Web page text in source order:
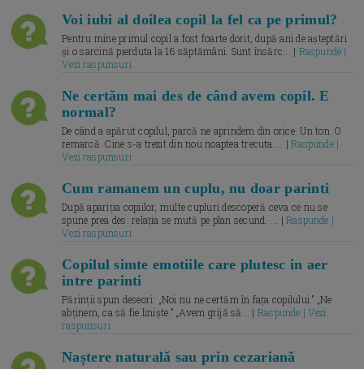
Voi iubi al doilea copil la fel ca pe primul?
Pentru mine primul copil a fost foarte dorit, după ani de așteptări
și o sarcină pierduta la 16 săptămâni. Sunt însărc... | Raspunde |
Vezi raspunsuri
Ne certăm mai des de când avem copil. E
normal?
De când a apărut copilul, parcă ne aprindem din orice. Un ton. O
remarcă. Cine s-a trezit din nou noaptea trecuta.... |Raspunde |
Vezi raspunsuri
Cum ramanem un cuplu, nu doar parinti
După apariția copiilor, multe cupluri descoperă ceva ce nu se
spune prea des: relația se mută pe plan secund. ... |Raspunde |
Vezi raspunsuri
Copilul simte emotiile care plutesc in aer
intre parinti
Părinții spun deseori: „Noi nu ne certăm în fața copilului.” „Ne
abținem, ca să fie liniște.” „Avem grijă să... | Raspunde | Vezi
raspunsuri
Naștere naturală sau prin cezariană